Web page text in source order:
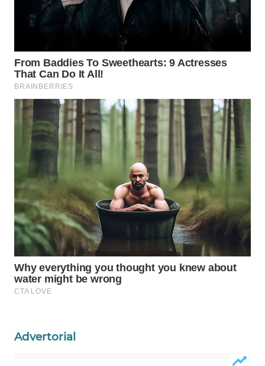
Advertorial
ADVOKAT
INFRASTRUKTUR
WAHANA
KONSUMEN
WAHANA
LISTRIK
WAHANA
TRAVEL
WAHANA
TV
WAHANANEWS
ID